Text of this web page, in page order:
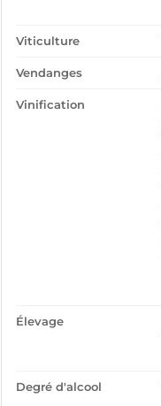
Viticulture
Vendanges
Vinification
Élevage
Degré d'alcool